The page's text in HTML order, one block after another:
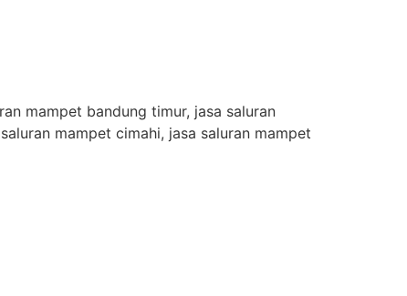
mampet bandung timur, jasa saluran
mampet cimahi, jasa saluran mampet